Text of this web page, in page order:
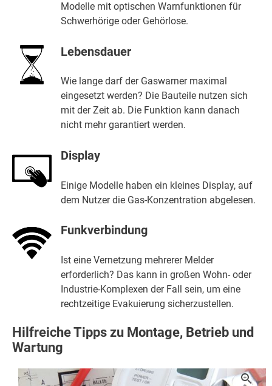
Modelle mit optischen Warnfunktionen für
Schwerhörige oder Gehörlose.
Lebensdauer
Wie lange darf der Gaswarner maximal
eingesetzt werden? Die Bauteile nutzen sich
mit der Zeit ab. Die Funktion kann danach
nicht mehr garantiert werden.
Display
Einige Modelle haben ein kleines Display, auf
dem Nutzer die Gas-Konzentration abgelesen.
Funkverbindung
Ist eine Vernetzung mehrerer Melder
erforderlich? Das kann in großen Wohn- oder
Industrie-Komplexen der Fall sein, um eine
rechtzeitige Evakuierung sicherzustellen.
Hilfreiche Tipps zu Montage, Betrieb und
Wartung